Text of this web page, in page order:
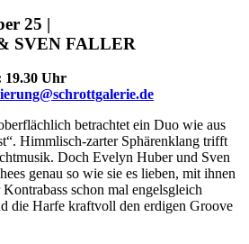
25 |
SVEN FALLER
19.30 Uhr
betrachtet ein Duo wie aus
Himmlisch-zarter Sphärenklang trifft
Doch Evelyn Huber und Sven
genau so wie sie es lieben, mit ihnen
schon mal engelsgleich
die Harfe kraftvoll den erdigen Groove